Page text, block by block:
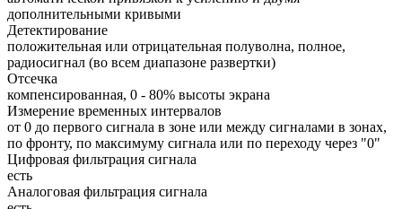
дополнительными кривыми
Детектирование
положительная или отрицательная полуволна, полное,
радиосигнал (во всем диапазоне развертки)
Отсечка
компенсированная, 0 - 80% высоты экрана
Измерение временных интервалов
от 0 до первого сигнала в зоне или между сигналами в зонах,
по фронту, по максимуму сигнала или по переходу через "0"
Цифровая фильтрация сигнала
есть
Аналоговая фильтрация сигнала